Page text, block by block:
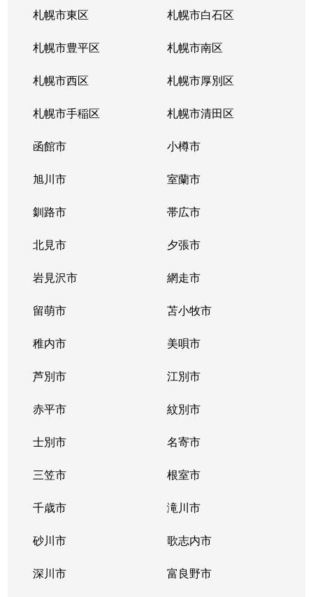
札幌市東区 札幌市白石区
札幌市豊平区 札幌市南区
札幌市西区 札幌市厚別区
札幌市手稲区 札幌市清田区
函館市 小樽市
旭川市 室蘭市
釧路市 帯広市
北見市 夕張市
岩見沢市 網走市
留萌市 苫小牧市
稚内市 美唄市
芦別市 江別市
赤平市 紋別市
士別市 名寄市
三笠市 根室市
千歳市 滝川市
砂川市 歌志内市
深川市 富良野市